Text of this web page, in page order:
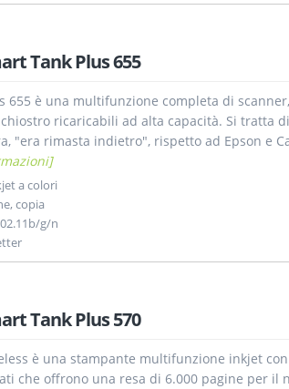
Tank Plus 655
655 è una multifunzione completa di
ricaricabili ad alta capacità. Si tratta
"era rimasta indietro", rispetto ad Epson e
a colori
copia
g/n
Tank Plus 570
è una stampante multifunzione inkjet con
che offrono una resa di 6.000 pagine per il